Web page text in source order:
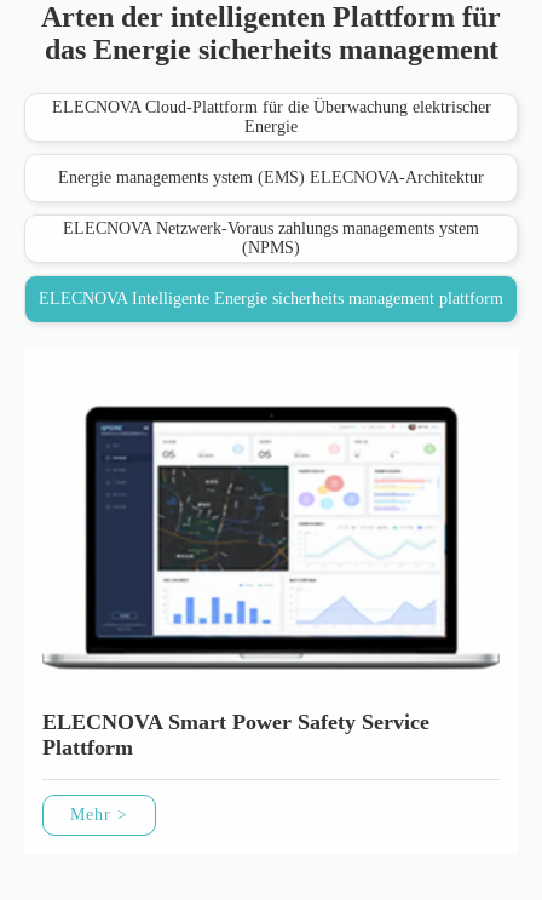
Arten der intelligenten Plattform für
das Energie sicherheits management
ELECNOVA Cloud-Plattform für die Überwachung elektrischer
Energie
Energie managements ystem (EMS) ELECNOVA-Architektur
ELECNOVA Netzwerk-Voraus zahlungs managements ystem
(NPMS)
ELECNOVA Intelligente Energie sicherheits management plattform
ELECNOVA Smart Power Safety Service
Plattform
Mehr >